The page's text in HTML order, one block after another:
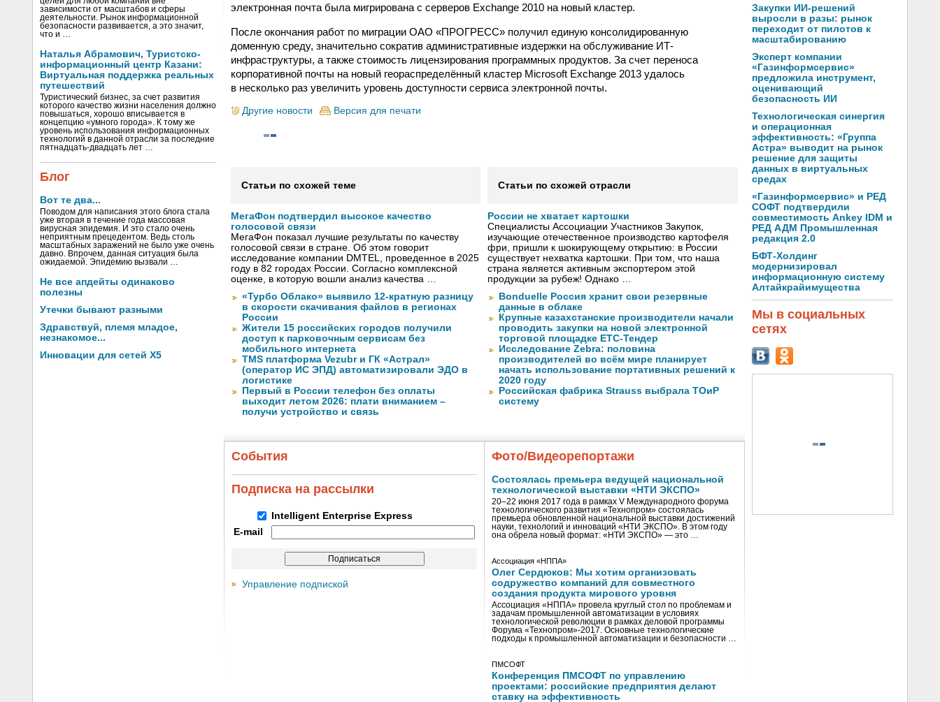
зависимости от масштабов и сферы
деятельности. Рынок информационной
безопасности развивается, а это значит,
что и …
Наталья Абрамович, Туристско-
информационный центр Казани:
Виртуальная поддержка реальных
путешествий
Туристический бизнес, за счет развития
которого качество жизни населения должно
повышаться, хорошо вписывается в
концепцию «умного города». К тому же
уровень использования информационных
технологий в данной отрасли за последние
пятнадцать-двадцать лет …
Блог
Вот те два...
Поводом для написания этого блога стала
уже вторая в течение года массовая
вирусная эпидемия. И это стало очень
неприятным прецедентом. Ведь столь
масштабных заражений не было уже очень
давно. Впрочем, данная ситуация была
ожидаемой. Эпидемию вызвали …
Не все апдейты одинаково
полезны
Утечки бывают разными
Здравствуй, племя младое,
незнакомое...
Инновации для сетей X5
электронная почта была мигрирована с серверов Exchange 2010 на новый кластер.
После окончания работ по миграции ОАО «ПРОГРЕСС» получил единую консолидированную
доменную среду, значительно сократив административные издержки на обслуживание ИТ-
инфраструктуры, а также стоимость лицензирования программных продуктов. За счет переноса
корпоративной почты на новый геораспределённый кластер Microsoft Exchange 2013 удалось
в несколько раз увеличить уровень доступности сервиса электронной почты.
Другие новости Версия для печати
Статьи по схожей теме
МегаФон подтвердил высокое качество
голосовой связи
МегаФон показал лучшие результаты по качеству
голосовой связи в стране. Об этом говорит
исследование компании DMTEL, проведенное в 2025
году в 82 городах России. Согласно комплексной
оценке, в которую вошли анализ качества …
«Турбо Облако» выявило 12-кратную разницу
в скорости скачивания файлов в регионах
России
Жители 15 российских городов получили
доступ к парковочным сервисам без
мобильного интернета
TMS платформа Vezubr и ГК «Астрал»
(оператор ИС ЭПД) автоматизировали ЭДО в
логистике
Первый в России телефон без оплаты
выходит летом 2026: плати вниманием –
получи устройство и связь
Статьи по схожей отрасли
России не хватает картошки
Специалисты Ассоциации Участников Закупок,
изучающие отечественное производство картофеля
фри, пришли к шокирующему открытию: в России
существует нехватка картошки. При том, что наша
страна является активным экспортером этой
продукции за рубеж! Однако …
Bonduelle Россия хранит свои резервные
данные в облаке
Крупные казахстанские производители начали
проводить закупки на новой электронной
торговой площадке ЕТС-Тендер
Исследование Zebra: половина
производителей во всём мире планирует
начать использование портативных решений к
2020 году
Российская фабрика Strauss выбрала ТОиР
систему
События
Подписка на рассылки
Intelligent Enterprise Express
E-mail
Управление подпиской
Фото/Видеорепортажи
Состоялась премьера ведущей национальной
технологической выставки «НТИ ЭКСПО»
20–22 июня 2017 года в рамках V Международного форума
технологического развития «Технопром» состоялась
премьера обновленной национальной выставки достижений
науки, технологий и инноваций «НТИ ЭКСПО». В этом году
она обрела новый формат: «НТИ ЭКСПО» — это …
Ассоциация «НППА»
Олег Сердюков: Мы хотим организовать
содружество компаний для совместного
создания продукта мирового уровня
Ассоциация «НППА» провела круглый стол по проблемам и
задачам промышленной автоматизации в условиях
технологической революции в рамках деловой программы
Форума «Технопром»-2017. Основные технологические
подходы к промышленной автоматизации и безопасности …
ПМСОФТ
Конференция ПМСОФТ по управлению
проектами: российские предприятия делают
ставку на эффективность
Закупки ИИ-решений
выросли в разы: рынок
переходит от пилотов к
масштабированию
Эксперт компании
«Газинформсервис»
предложила инструмент,
оценивающий
безопасность ИИ
Технологическая синергия
и операционная
эффективность: «Группа
Астра» выводит на рынок
решение для защиты
данных в виртуальных
средах
«Газинформсервис» и РЕД
СОФТ подтвердили
совместимость Ankey IDM и
РЕД АДМ Промышленная
редакция 2.0
БФТ-Холдинг
модернизировал
информационную систему
Алтайкрайимущества
Мы в социальных
сетях